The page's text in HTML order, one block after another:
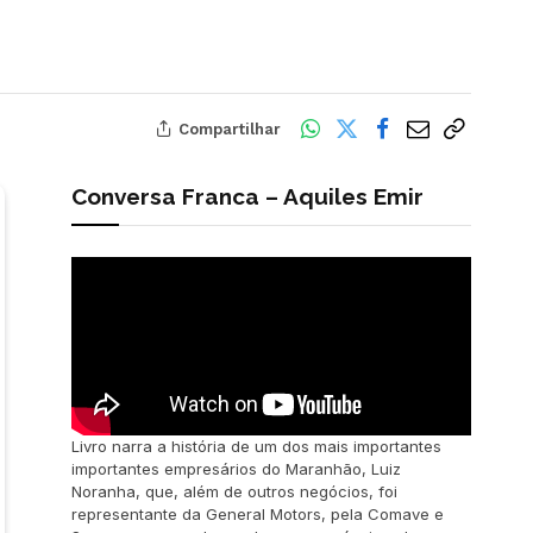
Compartilhar
Conversa Franca – Aquiles Emir
Livro narra a história de um dos mais importantes
importantes empresários do Maranhão, Luiz
Noranha, que, além de outros negócios, foi
representante da General Motors, pela Comave e